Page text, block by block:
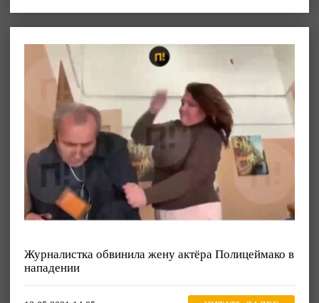
Журналистка обвинила жену актёра Полицеймако в
нападении